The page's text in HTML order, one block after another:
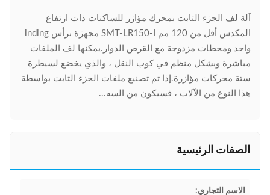
آلة لف الجزء الثابت بمحرك مؤازر للساكنات ذات ارتفاع
المكدس أقل من 120 مم SMT-LR150-I مجهزة برأس inding
واحد ومحطات مزدوجة مع القرص الدوار.يمكنها لف الملفات
مباشرة وبشكل منظم في كوب النقل ، والذي يخضع لسيطرة
ستة محركات مؤازرة.إذا تم تصنيع ملفات الجزء الثابت بواسطة
هذا النوع من الآلات ، فسيكون من السه...
الصفات الرئيسية
الاسم التجاري: